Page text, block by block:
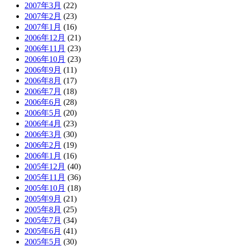
2007年3月 (22)
2007年2月 (23)
2007年1月 (16)
2006年12月 (21)
2006年11月 (23)
2006年10月 (23)
2006年9月 (11)
2006年8月 (17)
2006年7月 (18)
2006年6月 (28)
2006年5月 (20)
2006年4月 (23)
2006年3月 (30)
2006年2月 (19)
2006年1月 (16)
2005年12月 (40)
2005年11月 (36)
2005年10月 (18)
2005年9月 (21)
2005年8月 (25)
2005年7月 (34)
2005年6月 (41)
2005年5月 (30)